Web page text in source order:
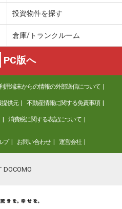
万円
札幌市東区北八条東１９
６
円
札幌市豊平区平岸一条６
通３
投資物件を探す
倉庫/トランクルーム
PC版へ
用端末からの情報の外部送信について
提供元 不動産情報に関する免責事項
消費税に関する表記について
プ お問い合わせ 運営会社